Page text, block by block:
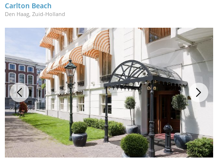
Carlton Beach
Den Haag, Zuid-Holland